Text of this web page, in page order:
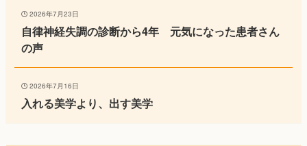
2026年7月23日
自律神経失調の診断から4年 元気になった患者さん
の声
2026年7月16日
入れる美学より、出す美学